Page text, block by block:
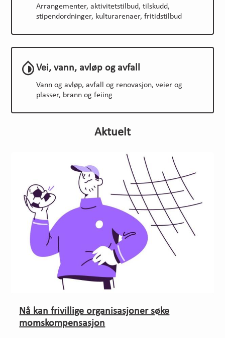
Arrangementer, aktivitetstilbud, tilskudd,
stipendordninger, kulturarenaer, fritidstilbud
Vei, vann, avløp og avfall
Vann og avløp, avfall og renovasjon, veier og
plasser, brann og feiing
Aktuelt
Nå kan frivillige organisasjoner søke
momskompensasjon